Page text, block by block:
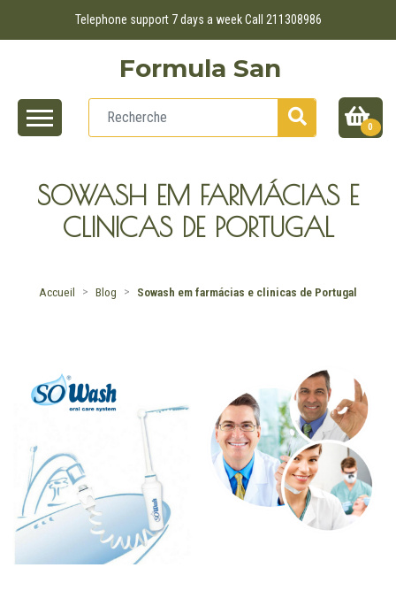
Telephone support 7 days a week Call 211308986
Formula San
0
SOWASH EM FARMÁCIAS E
CLINICAS DE PORTUGAL
Accueil Blog Sowash em farmácias e clinicas de Portugal